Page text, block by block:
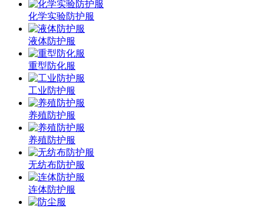
化学实验防护服
液体防护服
重型防化服
工业防护服
养殖防护服
养殖防护服
无纺布防护服
连体防护服